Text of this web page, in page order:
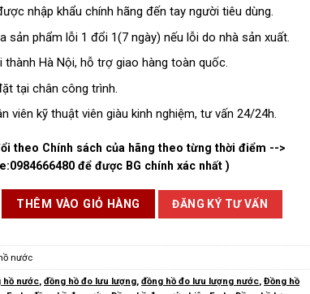
nhập khẩu chính hãng đến tay người tiêu dùng.
sản phẩm lỗi 1 đổi 1(7 ngày) nếu lỗi do nhà sản xuất.
thành Hà Nội, hỗ trợ giao hàng toàn quốc.
tại chân công trình.
viên kỹ thuật viên giàu kinh nghiệm, tư vấn 24/24h.
theo Chính sách của hãng theo từng thời điểm -->
0984666480 để được BG chính xác nhất )
số lượng
THÊM VÀO GIỎ HÀNG ĐĂNG KÝ TƯ VẤN
nước
hồ nước,đồng hồ đo lưu lượng,đồng hồ đo lưu lượng nước,Đồng hồ